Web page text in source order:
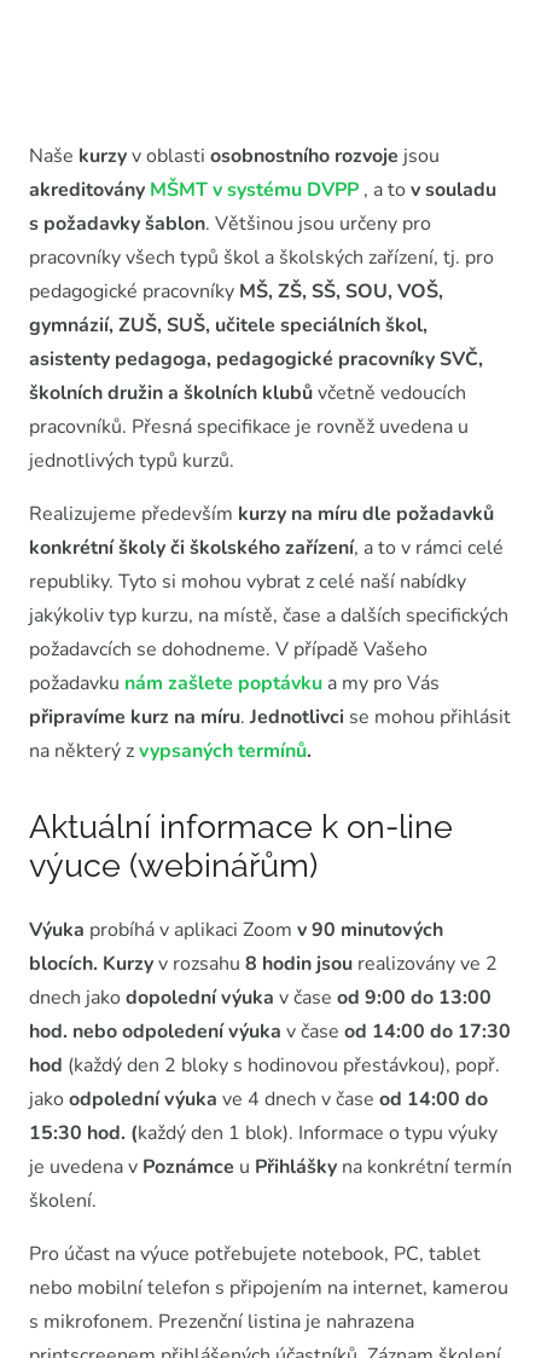
Naše kurzyv oblasti osobnostního rozvoje jsou
akreditovány MŠMT v systému DVPP , a tov souladu
s požadavky šablon. Většinou jsou určeny pro
pracovníky všech typů škol a školských zařízení, tj. pro
pedagogické pracovníky MŠ, ZŠ, SŠ, SOU, VOŠ,
gymnázií, ZUŠ, SUŠ, učitele speciálních škol,
asistenty pedagoga, pedagogické pracovníky SVČ,
školních družin a školních klubůvčetně vedoucích
pracovníků. Přesná specifikace je rovněž uvedena u
jednotlivých typů kurzů.
Realizujeme především kurzy na míru dle požadavků
konkrétní školy či školského zařízení, a to v rámci celé
republiky. Tyto si mohou vybrat z celé naší nabídky
jakýkoliv typ kurzu, na místě, čase a dalších specifických
požadavcích se dohodneme. V případě Vašeho
požadavku nám zašlete poptávku a my pro Vás
připravíme kurz na míru. Jednotlivci se mohou přihlásit
na některý zvypsaných termínů.
Aktuální informace k on-line
výuce (webinářům)
Výuka probíhá v aplikaci Zoom v 90 minutových
blocích. Kurzyv rozsahu 8 hodin jsou realizovány ve 2
dnech jakodopolední výuka v čase od 9:00 do 13:00
hod. nebo odpoledení výuka v čase od 14:00 do 17:30
hod (každý den 2 bloky s hodinovou přestávkou), popř.
jakoodpolední výuka ve 4 dnech v čase od 14:00 do
15:30 hod. (každý den 1 blok). Informace o typu výuky
je uvedena v Poznámce u Přihlášky na konkrétní termín
školení.
Pro účast na výuce potřebujete notebook, PC, tablet
nebo mobilní telefon s připojením na internet, kamerou
s mikrofonem. Prezenční listina je nahrazena